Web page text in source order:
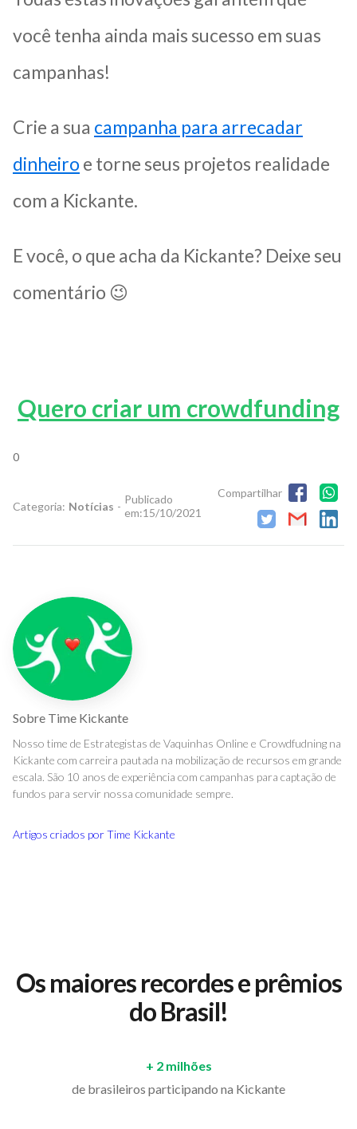
você tenha ainda mais sucesso em suas
campanhas!
Crie a sua campanha para arrecadar
dinheiro e torne seus projetos realidade
com a Kickante.
E você, o que acha da Kickante? Deixe seu
comentário 😉
Quero criar um crowdfunding
0
Categoria: Notícias - Publicado
em:15/10/2021
Compartilhar
Sobre Time Kickante
Nosso time de Estrategistas de Vaquinhas Online e Crowdfudning na
Kickante com carreira pautada na mobilização de recursos em grande
escala. São 10 anos de experiência com campanhas para captação de
fundos para servir nossa comunidade sempre.
Artigos criados porTime Kickante
Os maiores recordes e prêmios
do Brasil!
+ 2 milhões
de brasileiros participando na Kickante